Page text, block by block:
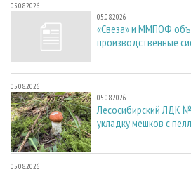
05.08.2026
05.08.2026
«Свеза» и ММПОФ
производственные
05.08.2026
05.08.2026
Лесосибирский ЛДК
укладку мешков с
05.08.2026